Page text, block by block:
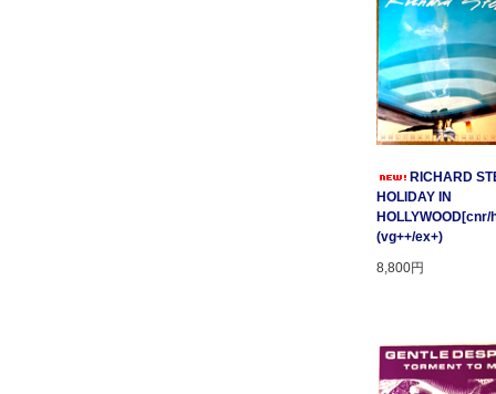
RICHARD
HOLIDAY IN
(vg++/ex+)
8,800円